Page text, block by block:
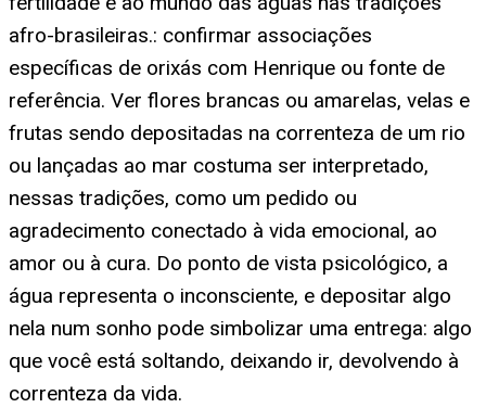
afro-brasileiras.: confirmar associações
específicas de orixás com Henrique ou fonte de
referência. Ver flores brancas ou amarelas, velas e
frutas sendo depositadas na correnteza de um rio
ou lançadas ao mar costuma ser interpretado,
nessas tradições, como um pedido ou
agradecimento conectado à vida emocional, ao
amor ou à cura. Do ponto de vista psicológico, a
água representa o inconsciente, e depositar algo
nela num sonho pode simbolizar uma entrega: algo
que você está soltando, deixando ir, devolvendo à
correnteza da vida.